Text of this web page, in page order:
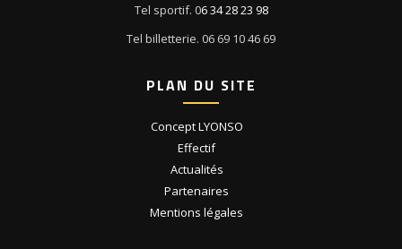
Tel sportif. 06 34 28 23 98
Tel billetterie. 06 69 10 46 69
PLAN DU SITE
Concept LYONSO
Effectif
Actualités
Partenaires
Mentions légales